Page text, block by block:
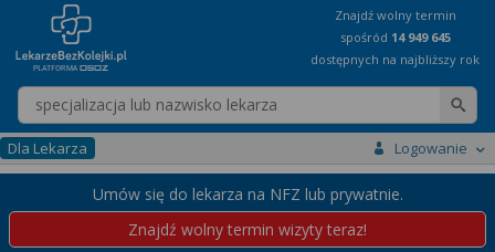
Znajdź wolny termin
spośród 14 949 645
dostępnych na najbliższy rok
Wpisz nazwę lekarza
Dla Lekarza Logowanie
Umów się do lekarza na NFZ lub prywatnie.
Znajdź wolny termin wizyty teraz!